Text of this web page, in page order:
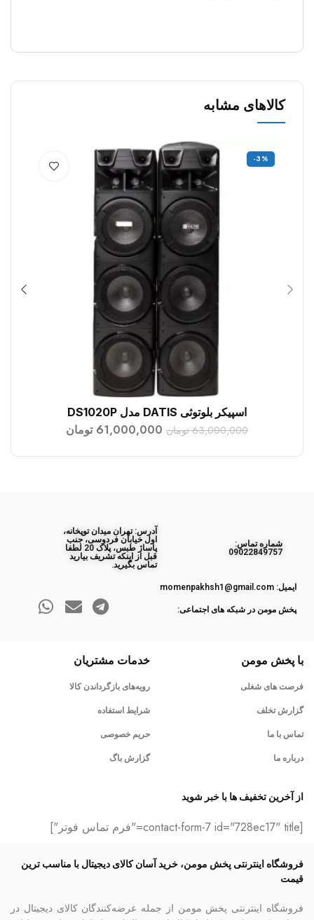
کالاهای مشابه
-3%
افزودن به سبد خریداسپیکر بلوتوثی DATIS مدل DS1020P
63,000,000 تومان 61,000,000 تومان
ﺷﻤﺎره ﺗﻤﺎس:
09022849757
آدرس: تهران میدان توپخانه،
اول خیابان فردوسی، جنب
پاساژ طبس، پلاک 20 لطفا
قبل از اینکه تشریف بیارید
تماس بگیرید.
ایمیل: momenpakhsh1@gmail.com
پخش مومن در شبکه های اجتماعی:
با پخش مومن
فرصت های شغلی
گزارش تخلف
تماس با ما
درباره ما
خدمات مشتریان
رویه‌های بازگرداندن کالا
شرایط استفاده
حریم خصوصی
گزارش باگ
از آخرین تخفیف ها با خبر شوید
[contact-form-7 id="728ec17" title="فرم تماس فوتر"]
فروشگاه اینترنتی پخش مومن، خرید آسان کالای دیجیتال با مناسب ترین
قیمت
فروشگاه اینترنتی پخش مومن از جمله عرضه‌کنندگان کالای دیجیتال در